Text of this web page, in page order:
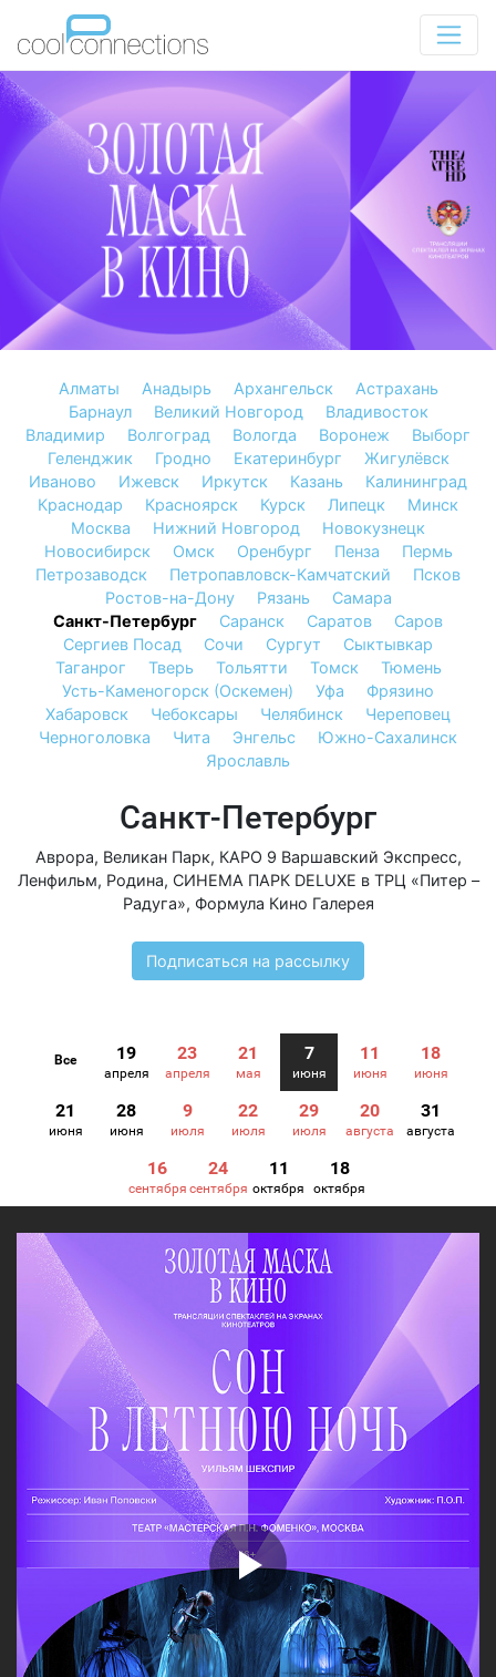
Алматы Анадырь Архангельск
Астрахань
Барнаул
Великий Новгород
Владивосток
Владимир
Волгоград Вологда Воронеж
Выборг
Геленджик
Гродно Екатеринбург
Жигулёвск
Иваново
Ижевск Иркутск Казань
Калининград
Краснодар
Красноярск Курск Липецк
Минск
Москва
Нижний Новгород
Новокузнецк
Новосибирск
Омск Оренбург Пенза
Пермь
Петрозаводск
Петропавловск-Камчатский
Псков
Ростов-на-Дону
Рязань
Самара
Санкт-Петербург
Саранск Саратов
Саров
Сергиев Посад
Сочи Сургут
Сыктывкар
Таганрог
Тверь Тольятти Томск
Тюмень
Усть-Каменогорск (Оскемен)
Уфа
Фрязино
Хабаровск
Чебоксары Челябинск
Череповец
Черноголовка
Чита Энгельс
Южно-Сахалинск
Ярославль
Санкт-Петербург
Аврора, Великан Парк, КАРО 9 Варшавский Экспресс,
Ленфильм, Родина, СИНЕМА ПАРК DELUXE в ТРЦ «Питер –
Радуга», Формула Кино Галерея
Подписаться на рассылку
Все 19
апреля
23
апреля
21
мая
7
июня
11
июня
18
июня
21
июня
28
июня
9
июля
22
июля
29
июля
20
августа
31
августа
16
сентября
24
сентября
11
октября
18
октября